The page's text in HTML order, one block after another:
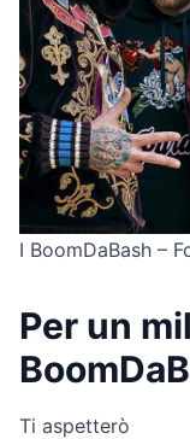
I BoomDaBash –
Per un
Ti aspetterò